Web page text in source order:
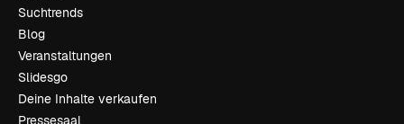
Suchtrends
Blog
Veranstaltungen
Slidesgo
Deine Inhalte verkaufen
Pressesaal